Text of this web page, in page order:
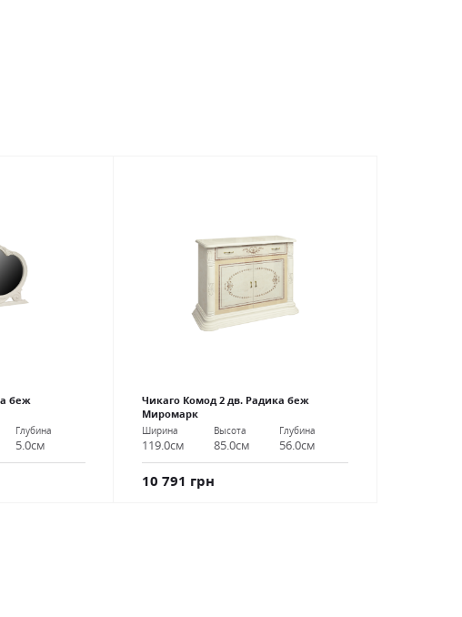
беж
Глубина
5.0см
Чикаго Комод 2 дв. Радика беж
Миромарк
Ширина
119.0см
Высота
85.0см
Глубина
56.0см
10 791 грн